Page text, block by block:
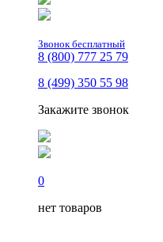
Звонок бесплатный
8 (800) 777 25 79
8 (499) 350 55 98
Закажите звонок
0
нет товаров